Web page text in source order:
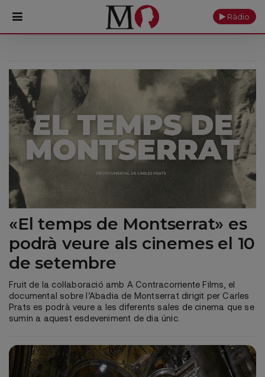
Monestir
Cultura
Actualitat
Ofrenes
Reserves
Ràdio
«El temps de Montserrat» es
podrà veure als cinemes el 10
de setembre
Fruit de la col·laboració amb A Contracorriente Films, el
documental sobre l’Abadia de Montserrat dirigit per Carles
Prats es podrà veure a les diferents sales de cinema que se
sumin a aquest esdeveniment de dia únic.